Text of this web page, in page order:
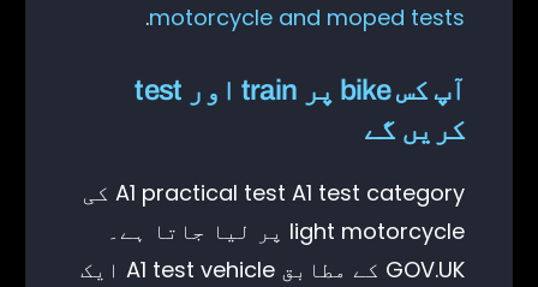
motorcycle and moped tests
.
آپ کس bike پر train اور test
کریں گے
A1 practical test A1 test category کی
light motorcycle پر لیا جاتا ہے۔
GOV.UK کے مطابق A1 test vehicle ایک